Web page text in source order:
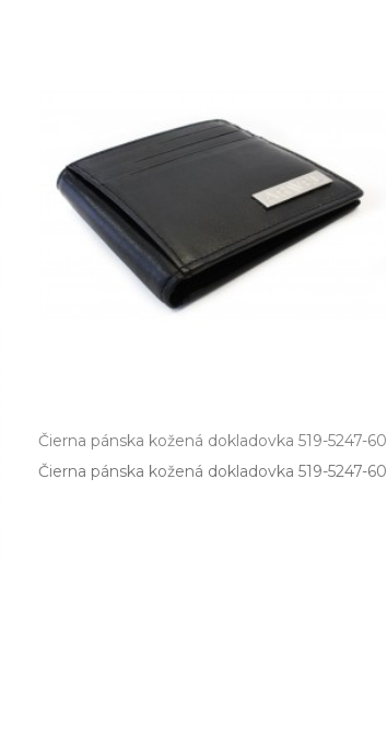
Čierna pánska kožená dokladovka 519-5247-60
Čierna pánska kožená dokladovka 519­-5247­-60